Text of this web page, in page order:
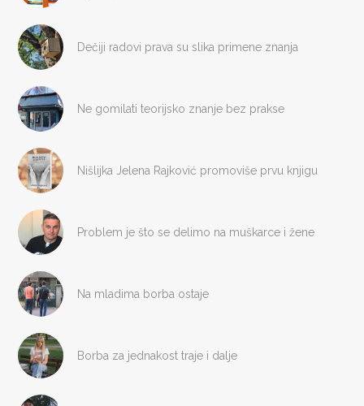
Dečiji radovi prava su slika primene znanja
Ne gomilati teorijsko znanje bez prakse
Nišlijka Jelena Rajković promoviše prvu knjigu
Problem je što se delimo na muškarce i žene
Na mladima borba ostaje
Borba za jednakost traje i dalje